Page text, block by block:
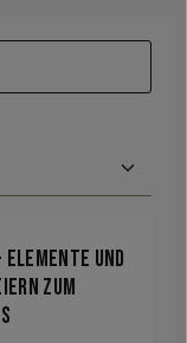
Elemente und
zum